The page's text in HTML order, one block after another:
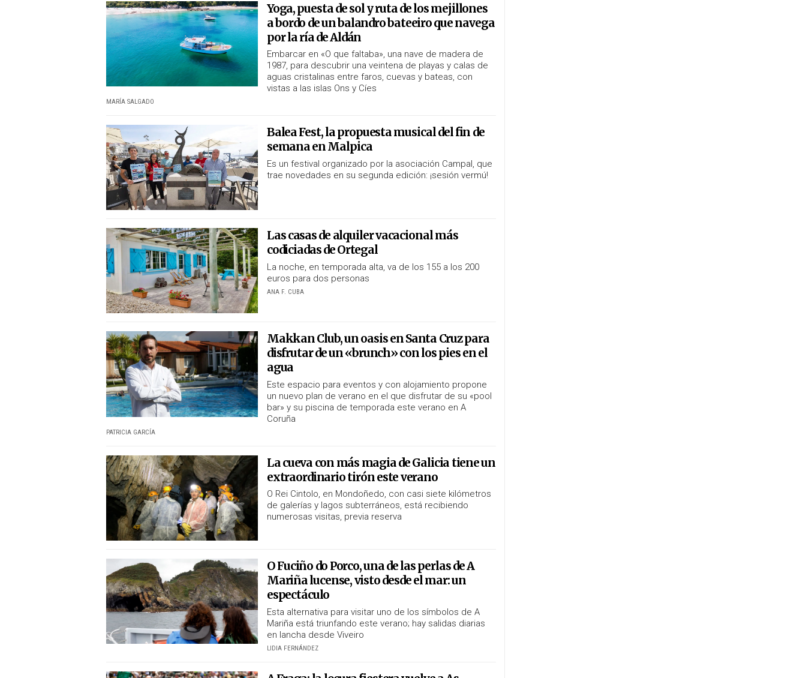
Yoga, puesta de sol y ruta de los mejillones
a bordo de un balandro bateeiro que navega
por la ría de Aldán
Embarcar en «O que faltaba», una nave de madera de
1987, para descubrir una veintena de playas y calas de
aguas cristalinas entre faros, cuevas y bateas, con
vistas a las islas Ons y Cíes
MARÍA SALGADO
Balea Fest, la propuesta musical del fin de
semana en Malpica
Es un festival organizado por la asociación Campal, que
trae novedades en su segunda edición: ¡sesión vermú!
Las casas de alquiler vacacional más
codiciadas de Ortegal
La noche, en temporada alta, va de los 155 a los 200
euros para dos personas
ANA F. CUBA
Makkan Club, un oasis en Santa Cruz para
disfrutar de un «brunch» con los pies en el
agua
Este espacio para eventos y con alojamiento propone
un nuevo plan de verano en el que disfrutar de su «pool
bar» y su piscina de temporada este verano en A
Coruña
PATRICIA GARCÍA
La cueva con más magia de Galicia tiene un
extraordinario tirón este verano
O Rei Cintolo, en Mondoñedo, con casi siete kilómetros
de galerías y lagos subterráneos, está recibiendo
numerosas visitas, previa reserva
O Fuciño do Porco, una de las perlas de A
Mariña lucense, visto desde el mar: un
espectáculo
Esta alternativa para visitar uno de los símbolos de A
Mariña está triunfando este verano; hay salidas diarias
en lancha desde Viveiro
LIDIA FERNÁNDEZ